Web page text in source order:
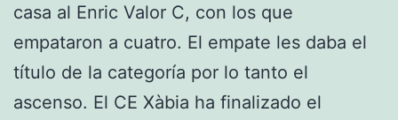
casa al Enric Valor C, con los que
empataron a cuatro. El empate les daba el
título de la categoría por lo tanto el
ascenso. El CE Xàbia ha finalizado el